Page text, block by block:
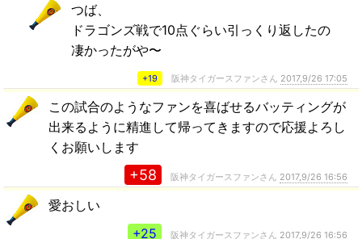
つば、
ドラゴンズ戦で10点ぐらい引っくり返したの
凄かったがや〜
+19 阪神タイガースファンさん 2017,9/26 17:05
この試合のようなファンを喜ばせるバッティングが
出来るように精進して帰ってきますので応援よろし
くお願いします
+58 阪神タイガースファンさん 2017,9/26 16:56
愛おしい
+25
阪神タイガースファンさん 2017,9/26 16:56